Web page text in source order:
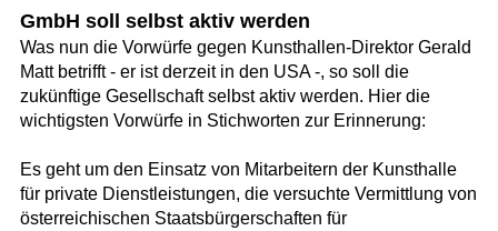
GmbH soll selbst aktiv werden
Was nun die Vorwürfe gegen Kunsthallen-Direktor Gerald
Matt betrifft - er ist derzeit in den USA -, so soll die
zukünftige Gesellschaft selbst aktiv werden. Hier die
wichtigsten Vorwürfe in Stichworten zur Erinnerung:
Es geht um den Einsatz von Mitarbeitern der Kunsthalle
für private Dienstleistungen, die versuchte Vermittlung von
österreichischen Staatsbürgerschaften für